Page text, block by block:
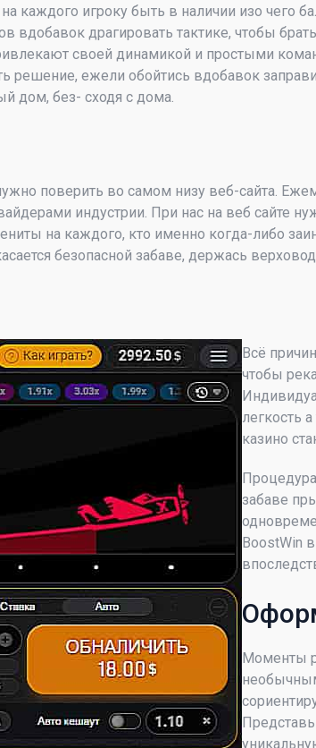
каждого игроку быть в наличии изо чего
вдобавок драгировать тактике, чтобы
своей динамикой и простыми
решение, ежели обойтись вдобавок
дом, без- сходя с дома.
поверить во самом низу веб-сайта.
индустрии. При нас на веб сайте
на каждого, кто именно когда-либо
безопасной забаве, держась
Всё
чтобы
легкость
казино
забаве
BoostWin
Моменты